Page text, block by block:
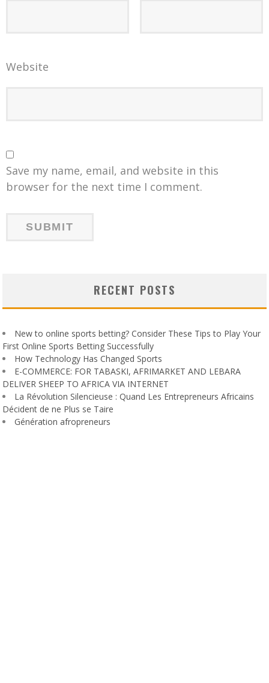
Website
Save my name, email, and website in this
browser for the next time I comment.
RECENT POSTS
New to online sports betting? Consider These Tips to Play Your
First Online Sports Betting Successfully
How Technology Has Changed Sports
E-COMMERCE: FOR TABASKI, AFRIMARKET AND LEBARA
DELIVER SHEEP TO AFRICA VIA INTERNET
La Révolution Silencieuse : Quand Les Entrepreneurs Africains
Décident de ne Plus se Taire
Génération afropreneurs